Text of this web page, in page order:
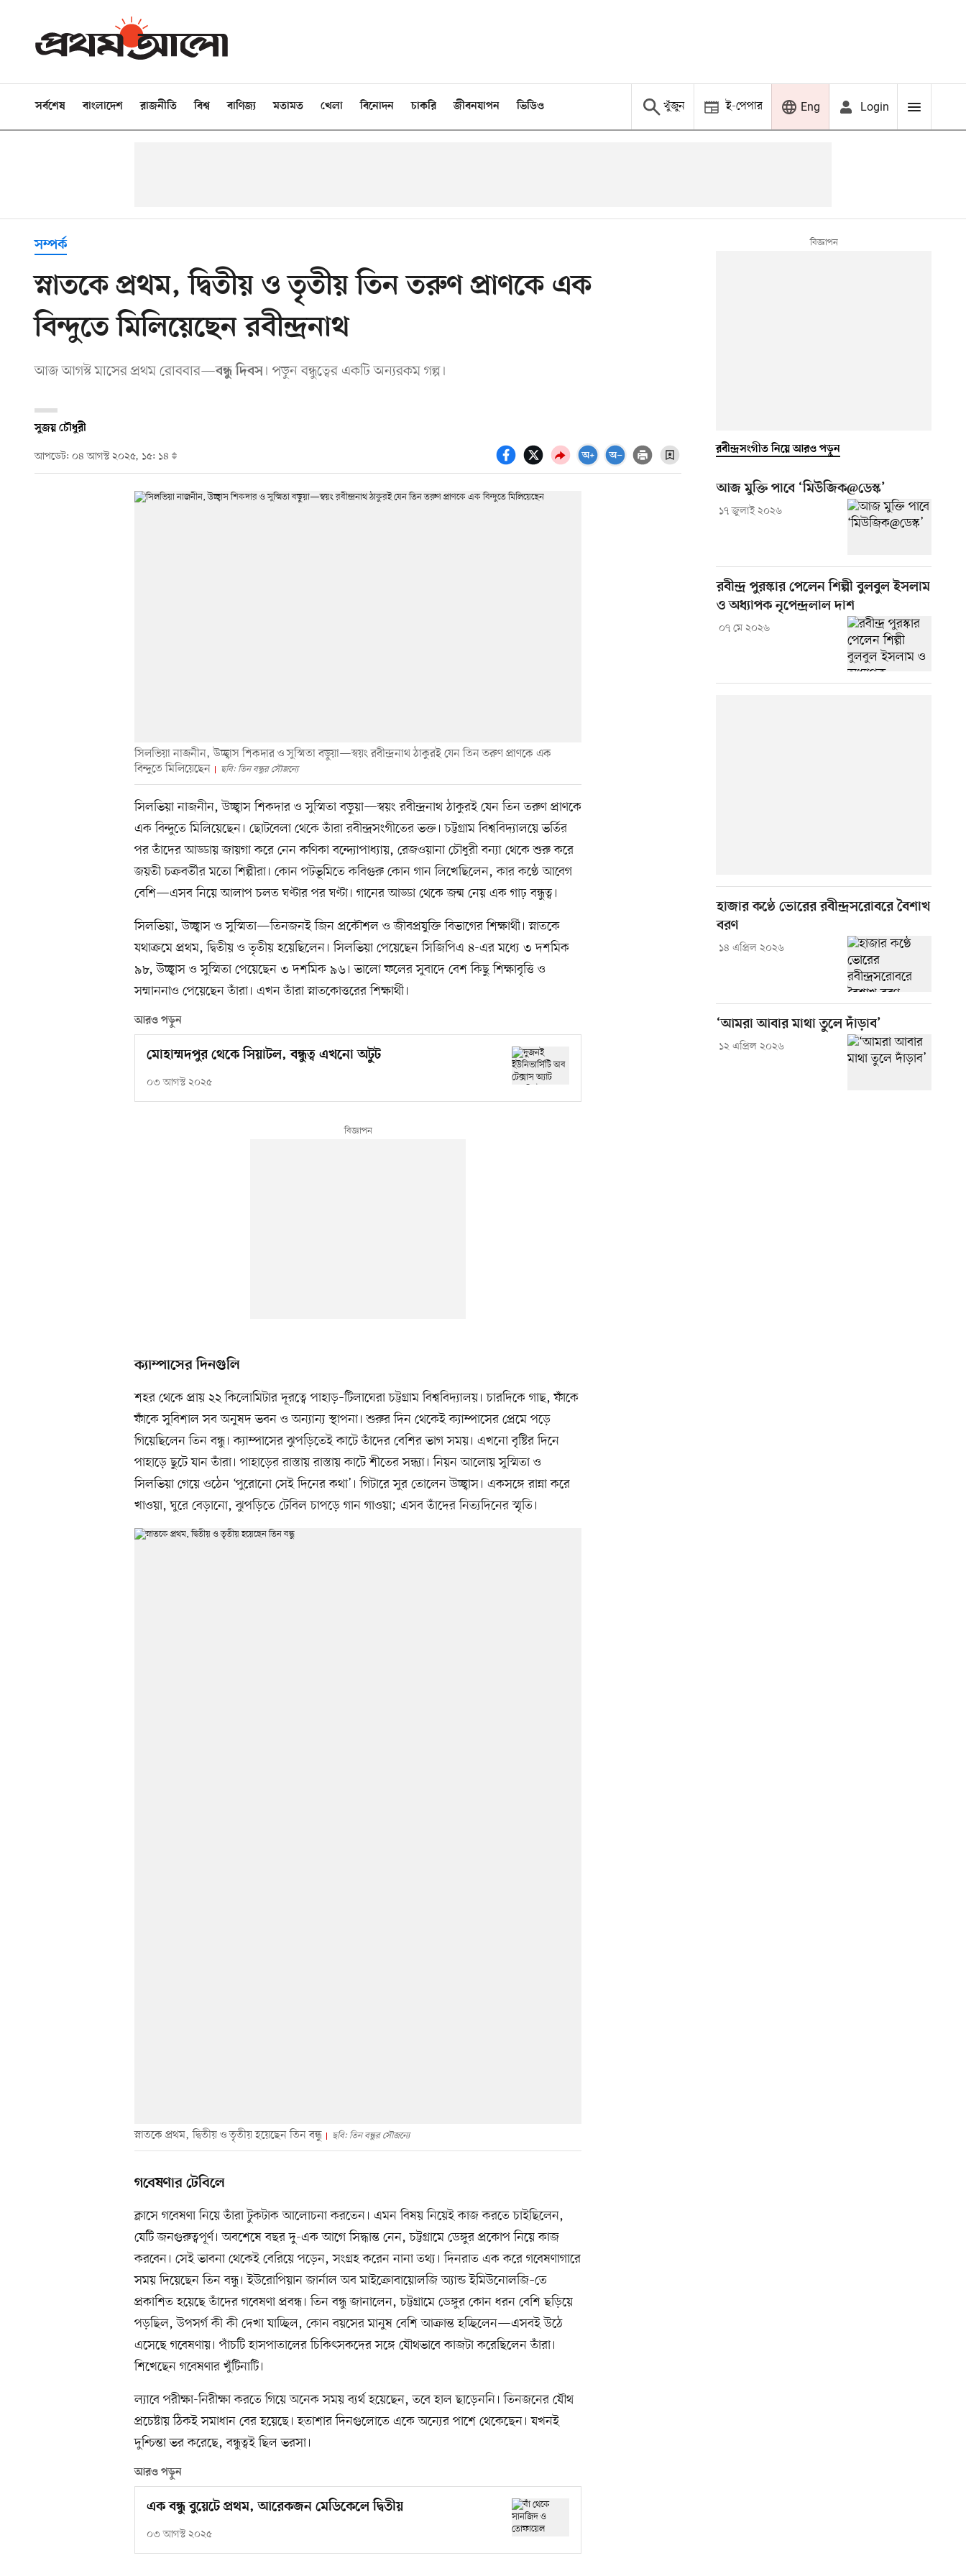
সর্বশেষ বাংলাদেশ রাজনীতি বিশ্ব বাণিজ্য মতামত খেলা বিনোদন চাকরি জীবনযাপন ভিডিও খুঁজুন ই-পেপার Eng Login
সম্পর্ক
স্নাতকে প্রথম, দ্বিতীয় ও তৃতীয় তিন তরুণ প্রাণকে এক
বিন্দুতে মিলিয়েছেন রবীন্দ্রনাথ
আজ আগস্ট মাসের প্রথম রোববার—বন্ধু দিবস। পড়ুন বন্ধুত্বের একটি অন্যরকম গল্প।
সুজয় চৌধুরী
আপডেট: ০৪ আগস্ট ২০২৫, ১৫: ১৪
সিলভিয়া নাজনীন, উচ্ছ্বাস শিকদার ও সুস্মিতা বড়ুয়া—স্বয়ং রবীন্দ্রনাথ ঠাকুরই যেন তিন তরুণ প্রাণকে এক
বিন্দুতে মিলিয়েছেন
ছবি: তিন বন্ধুর সৌজন্যে
সিলভিয়া নাজনীন, উচ্ছ্বাস শিকদার ও সুস্মিতা বড়ুয়া—স্বয়ং রবীন্দ্রনাথ ঠাকুরই যেন তিন তরুণ প্রাণকে
এক বিন্দুতে মিলিয়েছেন। ছোটবেলা থেকে তাঁরা রবীন্দ্রসংগীতের ভক্ত। চট্টগ্রাম বিশ্ববিদ্যালয়ে ভর্তির
পর তাঁদের আড্ডায় জায়গা করে নেন কণিকা বন্দ্যোপাধ্যায়, রেজওয়ানা চৌধুরী বন্যা থেকে শুরু করে
জয়তী চক্রবর্তীর মতো শিল্পীরা। কোন পটভূমিতে কবিগুরু কোন গান লিখেছিলেন, কার কণ্ঠে আবেগ
বেশি—এসব নিয়ে আলাপ চলত ঘণ্টার পর ঘণ্টা। গানের আড্ডা থেকে জন্ম নেয় এক গাঢ় বন্ধুত্ব।
সিলভিয়া, উচ্ছ্বাস ও সুস্মিতা—তিনজনই জিন প্রকৌশল ও জীবপ্রযুক্তি বিভাগের শিক্ষার্থী। স্নাতকে
যথাক্রমে প্রথম, দ্বিতীয় ও তৃতীয় হয়েছিলেন। সিলভিয়া পেয়েছেন সিজিপিএ ৪-এর মধ্যে ৩ দশমিক
৯৮, উচ্ছ্বাস ও সুস্মিতা পেয়েছেন ৩ দশমিক ৯৬। ভালো ফলের সুবাদে বেশ কিছু শিক্ষাবৃত্তি ও
সম্মাননাও পেয়েছেন তাঁরা। এখন তাঁরা স্নাতকোত্তরের শিক্ষার্থী।
আরও পড়ুন
মোহাম্মদপুর থেকে সিয়াটল, বন্ধুত্ব এখনো অটুট
০৩ আগস্ট ২০২৫
ক্যাম্পাসের দিনগুলি
শহর থেকে প্রায় ২২ কিলোমিটার দূরত্বে পাহাড়–টিলাঘেরা চট্টগ্রাম বিশ্ববিদ্যালয়। চারদিকে গাছ, ফাঁকে
ফাঁকে সুবিশাল সব অনুষদ ভবন ও অন্যান্য স্থাপনা। শুরুর দিন থেকেই ক্যাম্পাসের প্রেমে পড়ে
গিয়েছিলেন তিন বন্ধু। ক্যাম্পাসের ঝুপড়িতেই কাটে তাঁদের বেশির ভাগ সময়। এখনো বৃষ্টির দিনে
পাহাড়ে ছুটে যান তাঁরা। পাহাড়ের রাস্তায় রাস্তায় কাটে শীতের সন্ধ্যা। নিয়ন আলোয় সুস্মিতা ও
সিলভিয়া গেয়ে ওঠেন ‘পুরোনো সেই দিনের কথা’। গিটারে সুর তোলেন উচ্ছ্বাস। একসঙ্গে রান্না করে
খাওয়া, ঘুরে বেড়ানো, ঝুপড়িতে টেবিল চাপড়ে গান গাওয়া; এসব তাঁদের নিত্যদিনের স্মৃতি।
স্নাতকে প্রথম, দ্বিতীয় ও তৃতীয় হয়েছেন তিন বন্ধু ছবি: তিন বন্ধুর সৌজন্যে
গবেষণার টেবিলে
ক্লাসে গবেষণা নিয়ে তাঁরা টুকটাক আলোচনা করতেন। এমন বিষয় নিয়েই কাজ করতে চাইছিলেন,
যেটি জনগুরুত্বপূর্ণ। অবশেষে বছর দু-এক আগে সিদ্ধান্ত নেন, চট্টগ্রামে ডেঙ্গুর প্রকোপ নিয়ে কাজ
করবেন। সেই ভাবনা থেকেই বেরিয়ে পড়েন, সংগ্রহ করেন নানা তথ্য। দিনরাত এক করে গবেষণাগারে
সময় দিয়েছেন তিন বন্ধু। ইউরোপিয়ান জার্নাল অব মাইক্রোবায়োলজি অ্যান্ড ইমিউনোলজি–তে
প্রকাশিত হয়েছে তাঁদের গবেষণা প্রবন্ধ। তিন বন্ধু জানালেন, চট্টগ্রামে ডেঙ্গুর কোন ধরন বেশি ছড়িয়ে
পড়ছিল, উপসর্গ কী কী দেখা যাচ্ছিল, কোন বয়সের মানুষ বেশি আক্রান্ত হচ্ছিলেন—এসবই উঠে
এসেছে গবেষণায়। পাঁচটি হাসপাতালের চিকিৎসকদের সঙ্গে যৌথভাবে কাজটা করেছিলেন তাঁরা।
শিখেছেন গবেষণার খুঁটিনাটি।
ল্যাবে পরীক্ষা-নিরীক্ষা করতে গিয়ে অনেক সময় ব্যর্থ হয়েছেন, তবে হাল ছাড়েননি। তিনজনের যৌথ
প্রচেষ্টায় ঠিকই সমাধান বের হয়েছে। হতাশার দিনগুলোতে একে অন্যের পাশে থেকেছেন। যখনই
দুশ্চিন্তা ভর করেছে, বন্ধুত্বই ছিল ভরসা।
আরও পড়ুন
এক বন্ধু বুয়েটে প্রথম, আরেকজন মেডিকেলে দ্বিতীয়
০৩ আগস্ট ২০২৫
রবীন্দ্রসংগীত নিয়ে আরও পড়ুন
আজ মুক্তি পাবে ‘মিউজিক@ডেস্ক’
১৭ জুলাই ২০২৬
রবীন্দ্র পুরস্কার পেলেন শিল্পী বুলবুল ইসলাম
ও অধ্যাপক নৃপেন্দ্রলাল দাশ
০৭ মে ২০২৬
হাজার কণ্ঠে ভোরের রবীন্দ্রসরোবরে বৈশাখ
বরণ
১৪ এপ্রিল ২০২৬
‘আমরা আবার মাথা তুলে দাঁড়াব’
১২ এপ্রিল ২০২৬